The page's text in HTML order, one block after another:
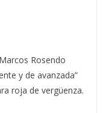
Rosendo
y de avanzada”
roja de vergüenza.